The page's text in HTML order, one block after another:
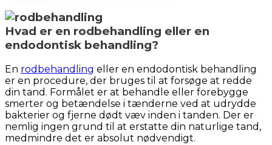
Hvad er en rodbehandling eller en
endodontisk behandling?
En rodbehandling eller en endodontisk behandling
er en procedure, der bruges til at forsøge at redde
din tand. Formålet er at behandle eller forebygge
smerter og betændelse i tænderne ved at udrydde
bakterier og fjerne dødt væv inden i tanden. Der er
nemlig ingen grund til at erstatte din naturlige tand,
medmindre det er absolut nødvendigt.